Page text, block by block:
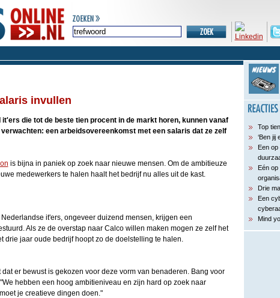
invullen
it'ers die tot de beste tien procent in de markt horen, kunnen vanaf
een arbeidsovereenkomst met een salaris dat ze zelf
is bijna in paniek op zoek naar nieuwe mensen. Om de ambitieuze
medewerkers te halen haalt het bedrijf nu alles uit de kast.
it'ers, ongeveer duizend mensen, krijgen een
Als ze de overstap naar Calco willen maken mogen ze zelf het
drie jaar oude bedrijf hoopt zo de doelstelling te halen.
er bewust is gekozen voor deze vorm van benaderen. Bang voor
hebben een hoog ambitieniveau en zijn hard op zoek naar
je creatieve dingen doen."
Top
‘Ben jij
Een
Eén
Drie
Een
Mind